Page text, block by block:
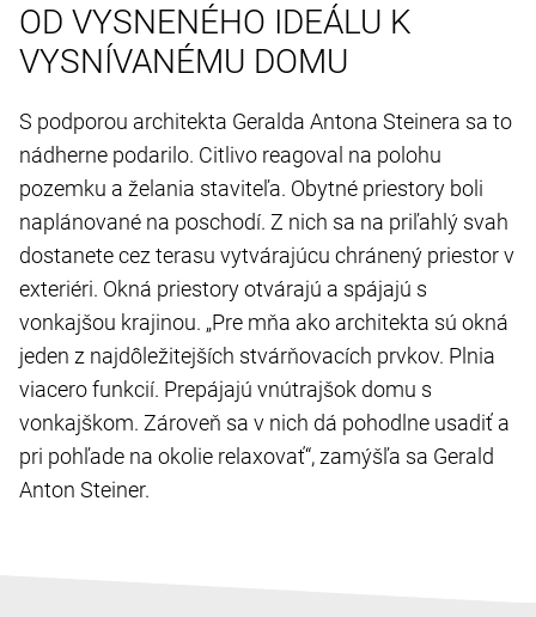
OD VYSNENÉHO IDEÁLU K
VYSNÍVANÉMU DOMU
S podporou architekta Geralda Antona Steinera sa to
nádherne podarilo. Citlivo reagoval na polohu
pozemku a želania staviteľa. Obytné priestory boli
naplánované na poschodí. Z nich sa na priľahlý svah
dostanete cez terasu vytvárajúcu chránený priestor v
exteriéri. Okná priestory otvárajú a spájajú s
vonkajšou krajinou. „Pre mňa ako architekta sú okná
jeden z najdôležitejších stvárňovacích prvkov. Plnia
viacero funkcií. Prepájajú vnútrajšok domu s
vonkajškom. Zároveň sa v nich dá pohodlne usadiť a
pri pohľade na okolie relaxovať“, zamýšľa sa Gerald
Anton Steiner.